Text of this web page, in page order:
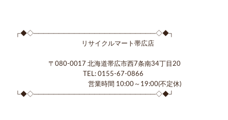
┌◆◇────────────────────────◇◆┐
リサイクルマート帯広店
〒080-0017 北海道帯広市西7条南34丁目20
TEL: 0155-67-0866
営業時間 10:00～19:00(不定休)
└◆◇────────────────────────◇◆┘